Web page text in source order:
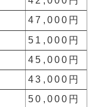
47,000円
51,000円
45,000円
43,000円
50,000円